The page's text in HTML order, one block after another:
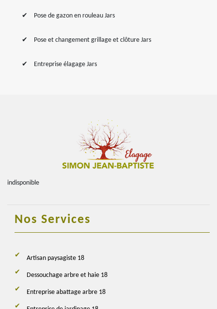
Pose de gazon en rouleau Jars
Pose et changement grillage et clôture Jars
Entreprise élagage Jars
indisponible
Nos Services
Artisan paysagiste 18
Dessouchage arbre et haie 18
Entreprise abattage arbre 18